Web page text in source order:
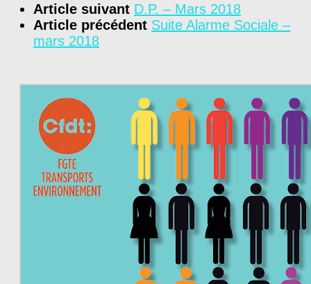
Article suivant D.P. – Mars 2018
Article précédent Suite Alarme Sociale –
mars 2018